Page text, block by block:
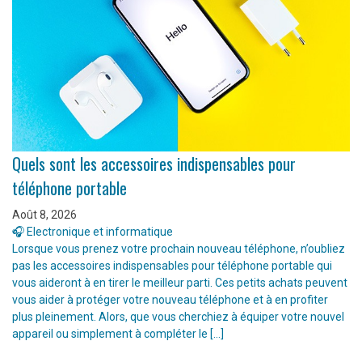
Quels sont les accessoires indispensables pour
téléphone portable
Août 8, 2026
🎧 Electronique et informatique
Lorsque vous prenez votre prochain nouveau téléphone, n’oubliez
pas les accessoires indispensables pour téléphone portable qui
vous aideront à en tirer le meilleur parti. Ces petits achats peuvent
vous aider à protéger votre nouveau téléphone et à en profiter
plus pleinement. Alors, que vous cherchiez à équiper votre nouvel
appareil ou simplement à compléter le […]